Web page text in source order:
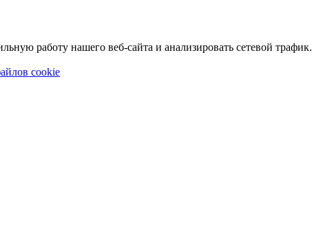
работу нашего веб-сайта и анализировать сетевой трафик.
cookie